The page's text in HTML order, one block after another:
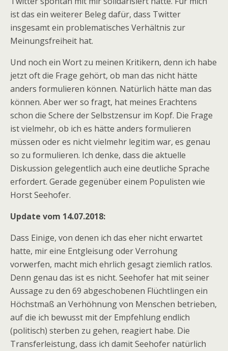
ist das ein weiterer Beleg dafür, dass Twitter
insgesamt ein problematisches Verhältnis zur
Meinungsfreiheit hat.
Und noch ein Wort zu meinen Kritikern, denn ich habe
jetzt oft die Frage gehört, ob man das nicht hätte
anders formulieren können. Natürlich hätte man das
können. Aber wer so fragt, hat meines Erachtens
schon die Schere der Selbstzensur im Kopf. Die Frage
ist vielmehr, ob ich es hätte anders formulieren
müssen oder es nicht vielmehr legitim war, es genau
so zu formulieren. Ich denke, dass die aktuelle
Diskussion gelegentlich auch eine deutliche Sprache
erfordert. Gerade gegenüber einem Populisten wie
Horst Seehofer.
Update vom 14.07.2018:
Dass Einige, von denen ich das eher nicht erwartet
hatte, mir eine Entgleisung oder Verrohung
vorwerfen, macht mich ehrlich gesagt ziemlich ratlos.
Denn genau das ist es nicht. Seehofer hat mit seiner
Aussage zu den 69 abgeschobenen Flüchtlingen ein
Höchstmaß an Verhöhnung von Menschen betrieben,
auf die ich bewusst mit der Empfehlung endlich
(politisch) sterben zu gehen, reagiert habe. Die
Transferleistung, dass ich damit Seehofer natürlich